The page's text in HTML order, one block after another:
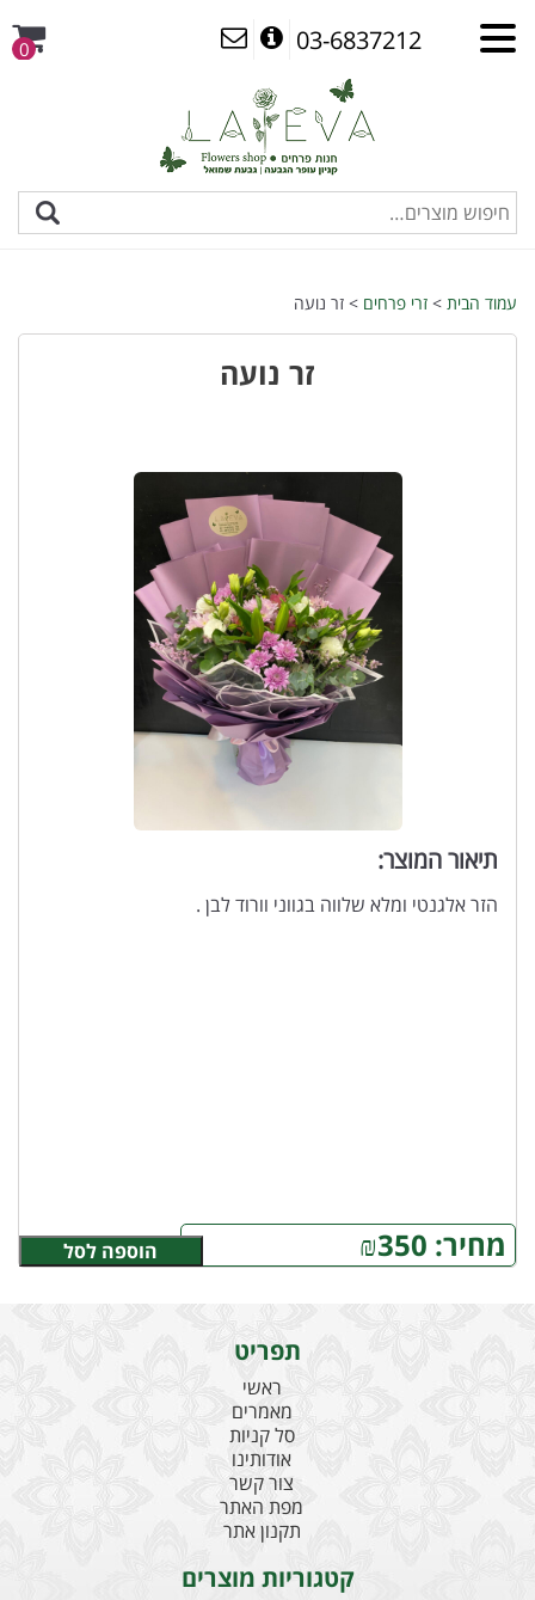
03-6837212
0
עמוד הבית > זרי פרחים > זר נועה
זר נועה
תיאור המוצר:
הזר אלגנטי ומלא שלווה בגווני וורוד לבן .
מחיר: ₪350 הוספה לסל
תפריט
ראשי
מאמרים
סל קניות
אודותינו
צור קשר
מפת האתר
תקנון אתר
קטגוריות מוצרים